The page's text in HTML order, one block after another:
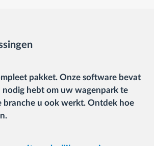
pakket. Onze software bevat
nodig hebt om uw wagenpark te
branche u ook werkt. Ontdek hoe